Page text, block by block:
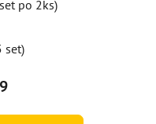
po 2ks)
set)